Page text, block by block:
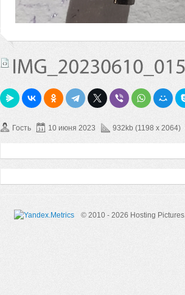
Гость 10 июня 2023 932kb (1198 x 2064)
© 2010 - 2026 Hosting Pictures.